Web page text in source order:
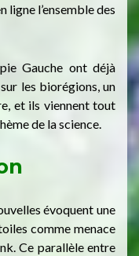
l’ensemble des
Gauche ont déjà
les biorégions, un
et ils viennent tout
de la science.
évoquent une
comme menace
Ce parallèle entre